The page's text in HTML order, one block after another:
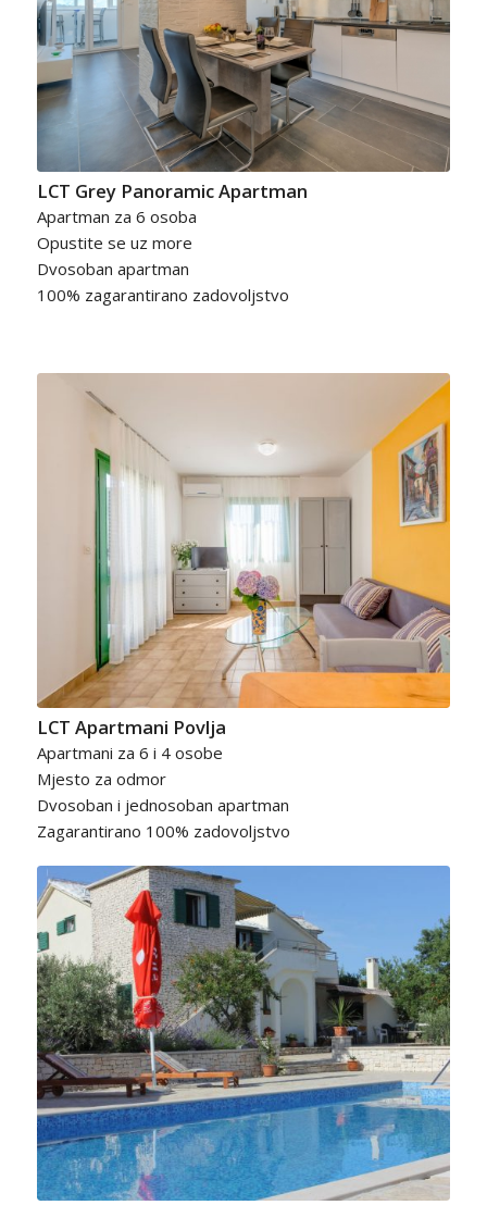
LCT Grey Panoramic Apartman
Apartman za 6 osoba
Opustite se uz more
Dvosoban apartman
100% zagarantirano zadovoljstvo
LCT Apartmani Povlja
Apartmani za 6 i 4 osobe
Mjesto za odmor
Dvosoban i jednosoban apartman
Zagarantirano 100% zadovoljstvo